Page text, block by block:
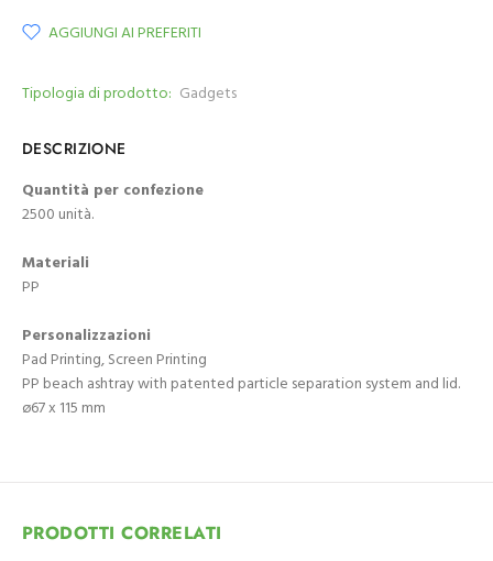
AGGIUNGI AI PREFERITI
Tipologia di prodotto: Gadgets
DESCRIZIONE
Quantità per confezione
2500 unità.
Materiali
PP
Personalizzazioni
Pad Printing, Screen Printing
PP beach ashtray with patented particle separation system and lid.
ø67 x 115 mm
PRODOTTI CORRELATI